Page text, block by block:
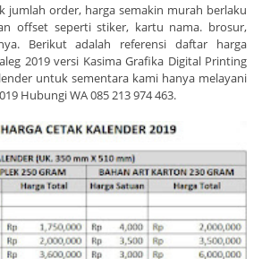
jumlah order, harga semakin murah berlaku
offset seperti stiker, kartu nama. brosur,
Berikut adalah referensi daftar harga
2019 versi Kasima Grafika Digital Printing
untuk sementara kami hanya melayani
Hubungi WA 085 213 974 463.